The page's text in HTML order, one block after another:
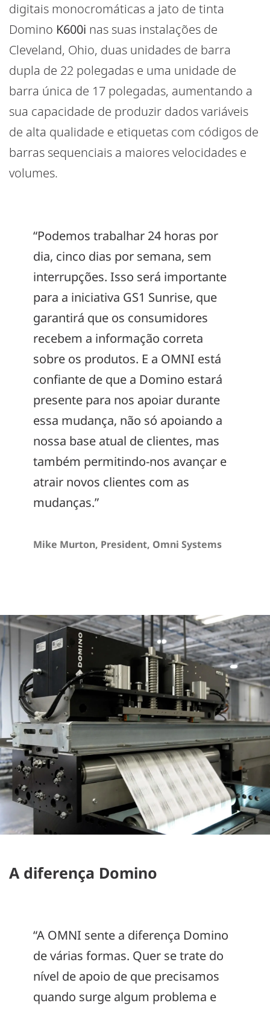
digitais monocromáticas a jato de tinta
Domino K600i nas suas instalações de
Cleveland, Ohio, duas unidades de barra
dupla de 22 polegadas e uma unidade de
barra única de 17 polegadas, aumentando a
sua capacidade de produzir dados variáveis
de alta qualidade e etiquetas com códigos de
barras sequenciais a maiores velocidades e
volumes.
“Podemos trabalhar 24 horas por
dia, cinco dias por semana, sem
interrupções. Isso será importante
para a iniciativa GS1 Sunrise, que
garantirá que os consumidores
recebem a informação correta
sobre os produtos. E a OMNI está
confiante de que a Domino estará
presente para nos apoiar durante
essa mudança, não só apoiando a
nossa base atual de clientes, mas
também permitindo-nos avançar e
atrair novos clientes com as
mudanças.”
Mike Murton, President, Omni Systems
A diferença Domino
“A OMNI sente a diferença Domino
de várias formas. Quer se trate do
nível de apoio de que precisamos
quando surge algum problema e